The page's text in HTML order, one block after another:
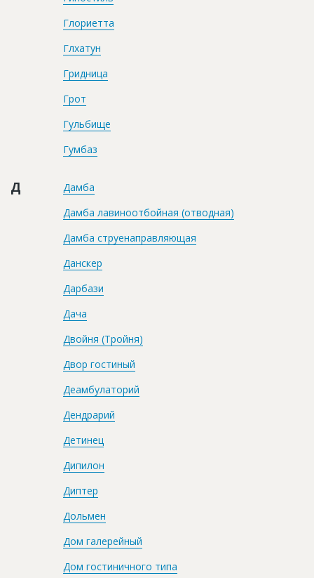
Глориетта
Глхатун
Гридница
Грот
Гульбище
Гумбаз
Д
Дамба
Дамба лавиноотбойная (отводная)
Дамба струенаправляющая
Данскер
Дарбази
Дача
Двойня (Тройня)
Двор гостиный
Деамбулаторий
Дендрарий
Детинец
Дипилон
Диптер
Дольмен
Дом галерейный
Дом гостиничного типа